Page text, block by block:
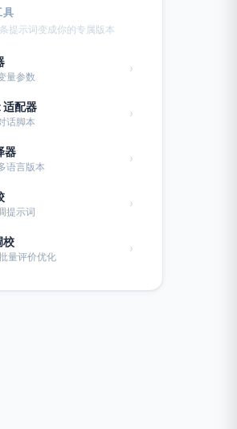
提示词变成你的专属版本
量参数
›
配器
话脚本
›
器
语言版本
›
提示词
›
校
量评价优化
›